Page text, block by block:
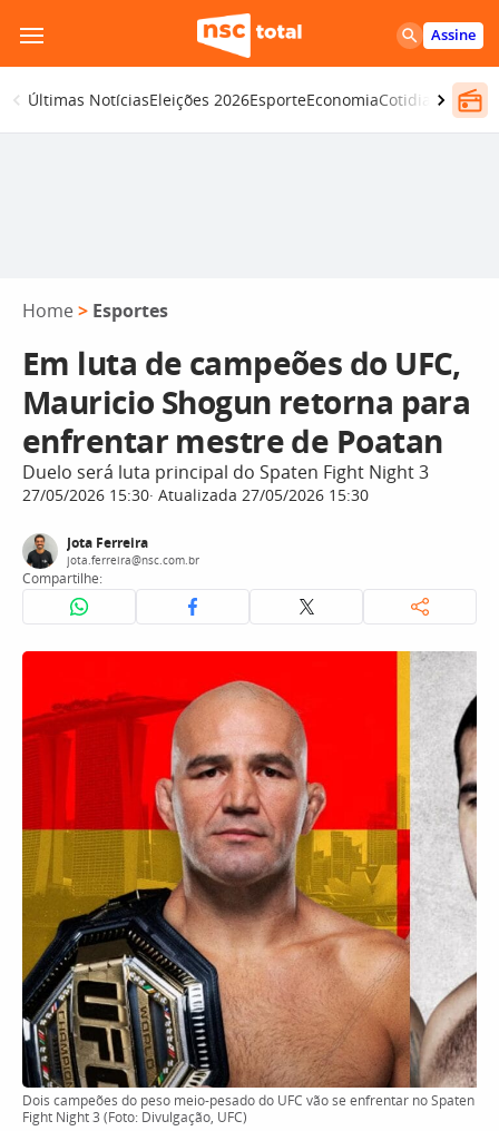
para
o
conteúdo
Assine
Últimas NotíciasEleições 2026EsporteEconomiaCotidiano
Home > Esportes
Em luta de campeões do UFC,
Mauricio Shogun retorna para
enfrentar mestre de Poatan
Duelo será luta principal do Spaten Fight Night 3
27/05/2026 15:30 Atualizada 27/05/2026 15:30
Jota Ferreira
jota.ferreira@nsc.com.br
Compartilhe:
Dois campeões do peso meio-pesado do UFC vão se enfrentar no Spaten
Fight Night 3 (Foto: Divulgação, UFC)